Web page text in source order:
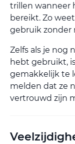
trillen wanneer
bereikt. Zo
gebruik zonder
Zelfs als je nog
hebt gebruikt,
gemakkelijk te
melden dat ze
vertrouwd zijn